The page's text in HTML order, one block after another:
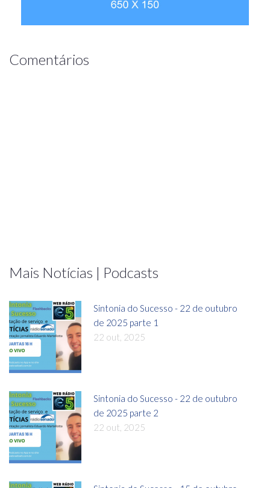
Comentários
Mais Notícias | Podcasts
Sintonia do Sucesso - 22 de outubro
de 2025 parte 1
22 out, 2025
Sintonia do Sucesso - 22 de outubro
de 2025 parte 2
22 out, 2025